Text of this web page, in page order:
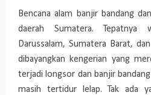
Bencana alam banjir bandang
daerah Sumatera. Tepatnya
Darussalam, Sumatera Barat,
dibayangkan kengerian yang
terjadi longsor dan banjir
masih tertidur lelap. Tak ada